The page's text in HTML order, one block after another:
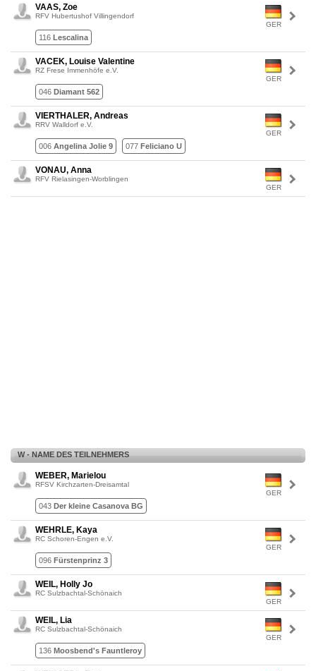
GER
VAAS, Zoe
RFV Hubertushof Villingendorf
116 Lescalina
GER
VACEK, Louise Valentine
RZ Frese Immenhöfe e.V.
046 Diamant 562
GER
VIERTHALER, Andreas
RRV Walldorf e.V.
006 Angelina Jolie 9 077 Feliciano U
GER
VONAU, Anna
RFV Rielasingen-Worblingen
W - NAME DES TEILNEHMERS
GER
WEBER, Marielou
RFSV Kirchzarten-Dreisamtal
043 Der kleine Casanova BG
GER
WEHRLE, Kaya
RC Schoren-Engen e.V.
096 Fürstenprinz 3
GER
WEIL, Holly Jo
RC Sulzbachtal-Schönaich
GER
WEIL, Lia
RC Sulzbachtal-Schönaich
136 Moosbend's Fauntleroy